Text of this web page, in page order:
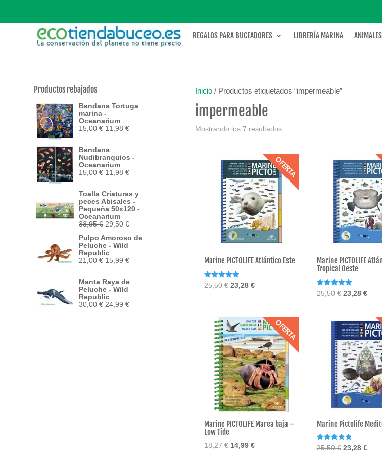
REGALOS PARA BUCEADORES LIBRERÍA MARINA
Inicio / Productos etiquetados “impermeable”
impermeable
Mostrando los 7 resultados
OFERTA
Marine PICTOLIFE Atlántico Este
Valorado
con
25,50€ El
era:
25,50 €.
23,28€El
es:
23,28 €.
Marine PICTOLIFE
Tropical Oeste
Valorado
con
25,50€ El
era:
25,50 €.
23,28 €El
es:
OFERTA
Marine PICTOLIFE Marea baja –
Low Tide
18,27€ El
14,99€El
Marine Pictolife
Valorado
25,50€ El
23,28 €El
Productos rebajados
Bandana Tortuga
marina -
Oceanarium
15,00€ El
era:
15,00 €.
11,98€El
11,98 €.
Bandana
Nudibranquios -
Oceanarium
15,00€ El
era:
15,00 €.
11,98€El
es:
11,98 €.
Toalla Criaturas y
peces Abisales -
Pequeña 50x120 -
Oceanarium
33,95€ El
original
era:
33,95 €.
29,50€El
actual
Pulpo Amoroso de
Peluche - Wild
Republic
21,00€ El
era:
21,00 €.
15,99€El
es:
Manta Raya de
Peluche - Wild
Republic
30,00€ El
24,99€El